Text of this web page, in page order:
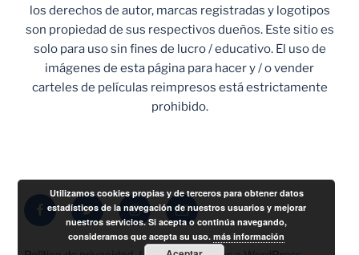
los derechos de autor, marcas registradas y logotipos
son propiedad de sus respectivos dueños. Este sitio es
solo para uso sin fines de lucro / educativo. El uso de
imágenes de esta página para hacer y / o vender
carteles de películas reimpresos está estrictamente
prohibido.
FacebookTwitter InstagramCorreo
electrónico
Utilizamos cookies propias y de terceros para obtener datos
estadísticos de la navegación de nuestros usuarios y mejorar
nuestros servicios. Si acepta o continúa navegando,
consideramos que acepta su uso.más información